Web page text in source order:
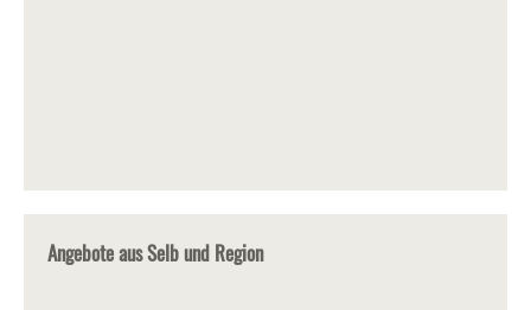
Angebote aus Selb und Region